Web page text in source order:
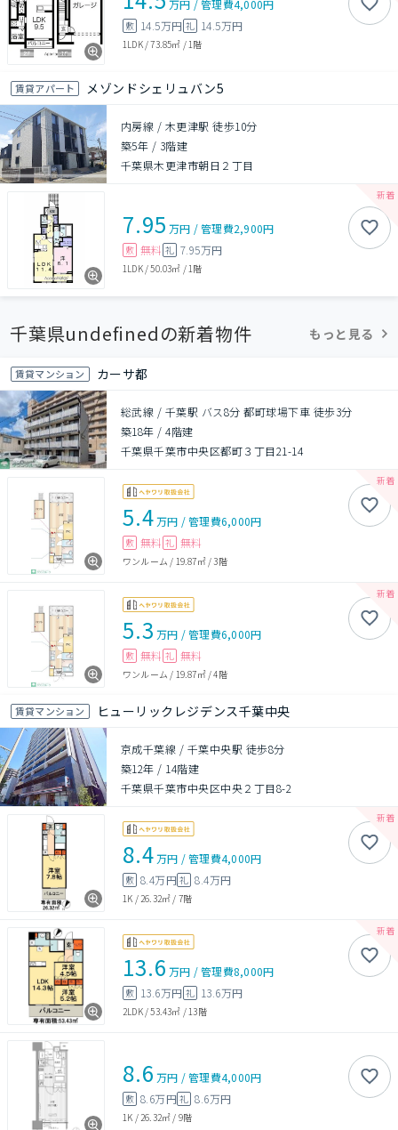
万円 /管理費4,000円
敷 14.5万円 礼 14.5万円
1LDK/73.85㎡ / 1階
賃貸アパート メゾンドシェリュバン5
内房線 / 木更津駅 徒歩10分
築5年 / 3階建
千葉県木更津市朝日２丁目
7.95 万円 /管理費2,900円
敷 無料 礼 7.95万円
1LDK/50.03㎡ / 1階
千葉県undefinedの新着物件 もっと見る
賃貸マンション カーサ都
総武線 / 千葉駅 バス8分 都町球場下車 徒歩3分
築18年 /4階建
千葉県千葉市中央区都町３丁目21-14
5.4万円 /管理費6,000円
敷 無料 礼 無料
ワンルーム / 19.87㎡/3階
5.3 万円 /管理費6,000円
敷 無料 礼 無料
ワンルーム / 19.87㎡/4階
賃貸マンション ヒューリックレジデンス千葉中央
京成千葉線 / 千葉中央駅 徒歩8分
築12年 / 14階建
千葉県千葉市中央区中央２丁目8-2
8.4万円 /管理費4,000円
敷 8.4万円礼 8.4万円
1K /26.32㎡ / 7階
13.6 万円 /管理費8,000円
敷 13.6万円 礼 13.6万円
2LDK/53.43㎡ /13階
8.6 万円 /管理費4,000円
敷 8.6万円礼 8.6万円
1K / 26.32㎡ / 9階